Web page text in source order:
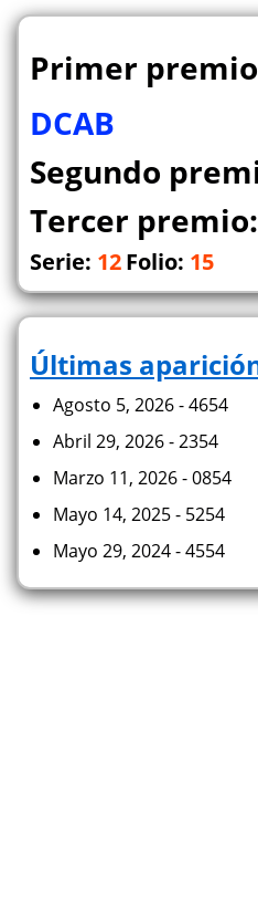
Primer
DCAB
Segundo
Tercer premio:
Serie: 12Folio: 15
Últimas
Agosto 5, 2026 - 4654
Abril 29, 2026 - 2354
Marzo 11, 2026 - 0854
Mayo 14, 2025 - 5254
Mayo 29, 2024 - 4554